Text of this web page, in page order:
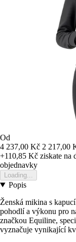
Od
4 237,00 Kč 2 217,00
+110,85 Kč ziskate na
objednavky
Loading...
Popis
Ženská mikina s
pohodlí a výkonu pro
značkou Equiline,
vyznačuje vynikající